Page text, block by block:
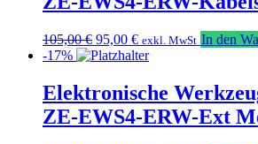
105,00€ Ursprünglicher
Preis
105,00 €
95,00 €Aktueller
Preis
95,00 €.
exkl. MwSt In den
-17%
Elektronische
ZE-EWS4-ERW-Ext